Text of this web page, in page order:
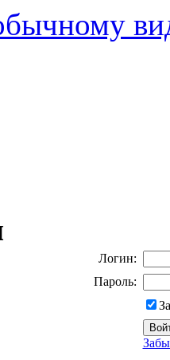
Логин:
Пароль: